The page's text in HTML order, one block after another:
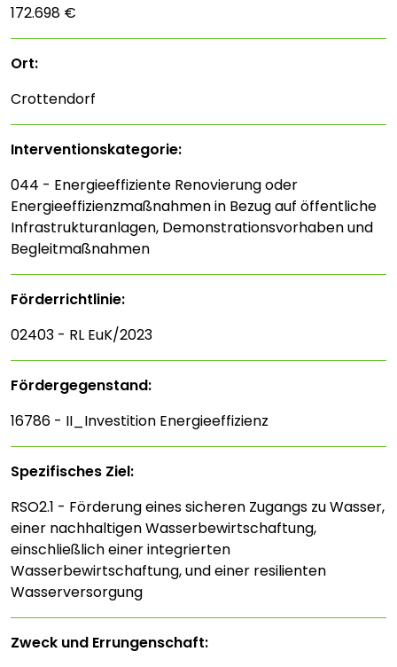
172.698 €
Ort:
Crottendorf
Interventions­kategorie:
044 - Energieeffiziente Renovierung oder
Energieeffizienzmaßnahmen in Bezug auf öffentliche
Infrastrukturanlagen, Demonstrationsvorhaben und
Begleitmaßnahmen
Förderrichtlinie:
02403 - RL EuK/2023
Fördergegenstand:
16786 - II_Investition Energieeffizienz
Spezifisches Ziel:
RSO2.1 - Förderung eines sicheren Zugangs zu Wasser,
einer nachhaltigen Wasserbewirtschaftung,
einschließlich einer integrierten
Wasserbewirtschaftung, und einer resilienten
Wasserversorgung
Zweck und Errungenschaft: